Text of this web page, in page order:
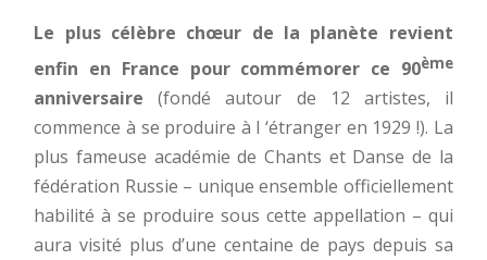
Le plus célèbre chœur de la planète revient
enfin en France pour commémorer ce 90ème
anniversaire (fondé autour de 12 artistes, il
commence à se produire à l ‘étranger en 1929 !). La
plus fameuse académie de Chants et Danse de la
fédération Russie – unique ensemble officiellement
habilité à se produire sous cette appellation – qui
aura visité plus d’une centaine de pays depuis sa